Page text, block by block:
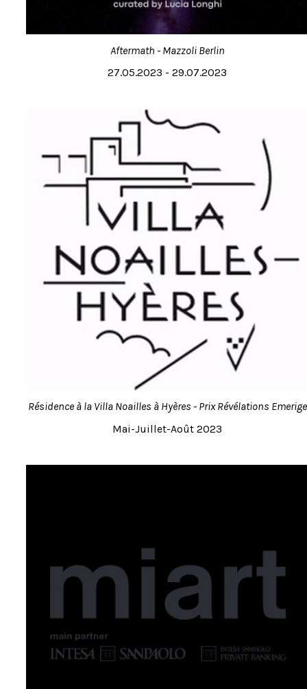
Aftermath - Mazzoli Berlin
27.05.2023 - 29.07.2023
Résidence à la Villa Noailles à Hyères - Prix Révélations Emerige
Mai-Juillet-Août 2023